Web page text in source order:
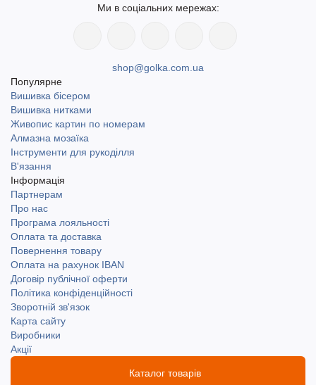
Ми в соціальних мережах:
shop@golka.com.ua
Популярне
Вишивка бісером
Вишивка нитками
Живопис картин по номерам
Алмазна мозаїка
Інструменти для рукоділля
В'язання
Інформація
Партнерам
Про нас
Програма лояльності
Оплата та доставка
Повернення товару
Оплата на рахунок IBAN
Договір публічної оферти
Політика конфіденційності
Зворотній зв'язок
Карта сайту
Виробники
Акції
Каталог товарів